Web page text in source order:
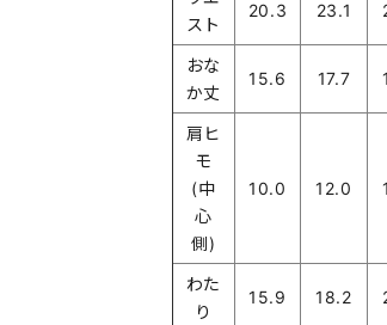
スト
20.3 23.1
おな
か丈
15.6 17.7
肩ヒ
モ
(中
心
側)
10.0 12.0
わた
り
15.9 18.2